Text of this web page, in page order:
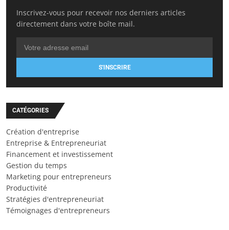
Inscrivez-vous pour recevoir nos derniers articles
directement dans votre boîte mail.
S'INSCRIRE
CATÉGORIES
Création d'entreprise
Entreprise & Entrepreneuriat
Financement et investissement
Gestion du temps
Marketing pour entrepreneurs
Productivité
Stratégies d'entrepreneuriat
Témoignages d'entrepreneurs